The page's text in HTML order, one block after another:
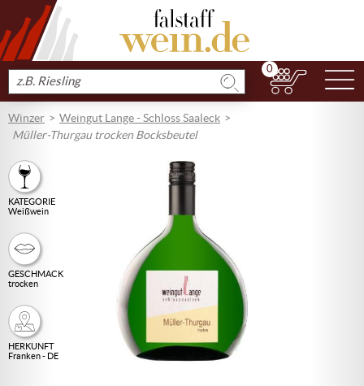
Produkt
suchen
0
Winzer
Weingut Lange - Schloss Saaleck
Müller-Thurgau trocken Bocksbeutel
KATEGORIE
Weißwein
GESCHMACK
trocken
HERKUNFT
Franken - DE